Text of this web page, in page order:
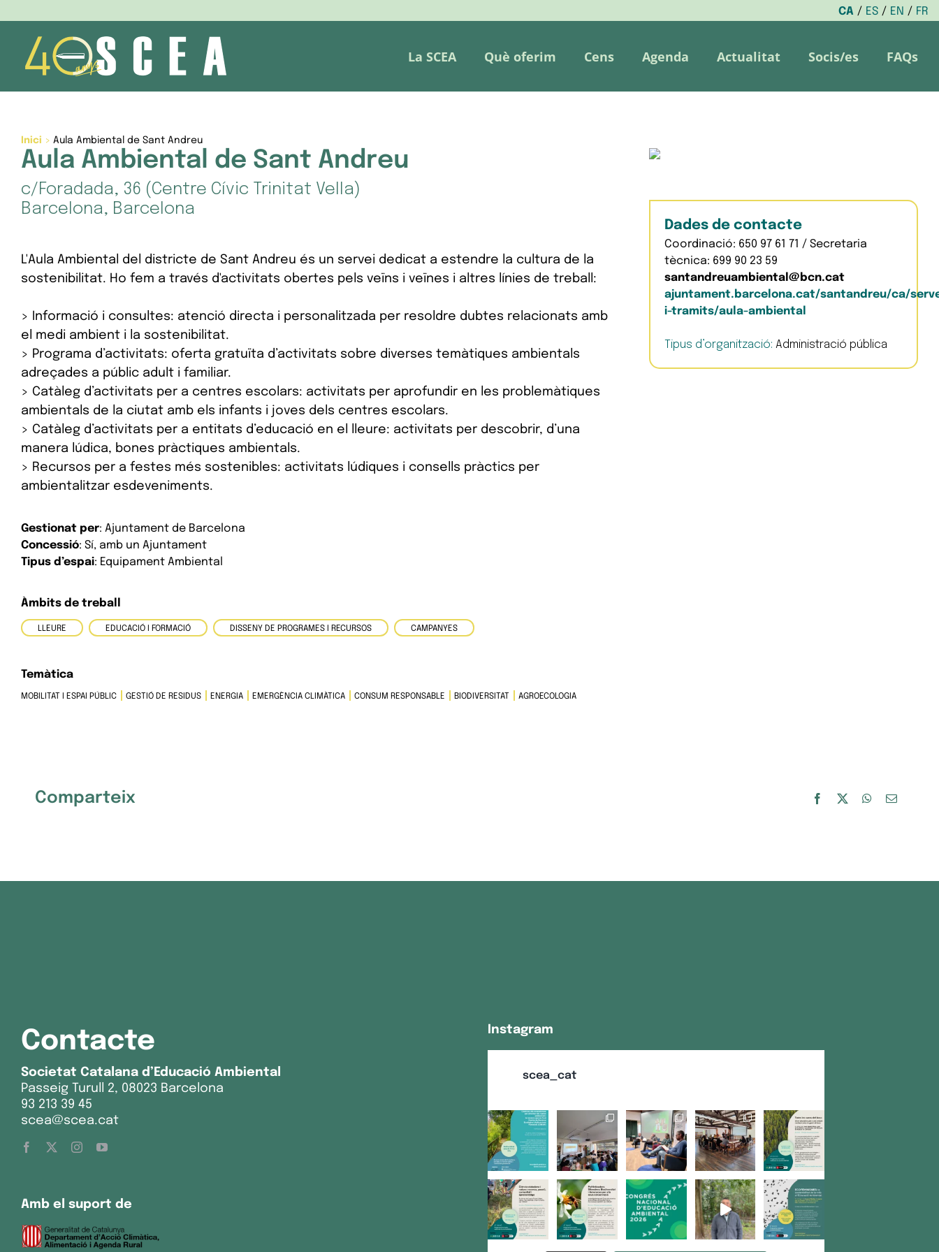
CA ES EN
FR
content
La SCEA Què oferim Cens Agenda Actualitat Socis/es FAQs
Inici > Aula Ambiental de Sant Andreu
Aula Ambiental de Sant Andreu
c/Foradada, 36 (Centre Cívic Trinitat Vella)
Barcelona, Barcelona
L'Aula Ambiental del districte de Sant Andreu és un servei dedicat a estendre la cultura de la
sostenibilitat. Ho fem a través d'activitats obertes pels veïns i veïnes i altres línies de treball:
> Informació i consultes: atenció directa i personalitzada per resoldre dubtes relacionats amb
el medi ambient i la sostenibilitat.
> Programa d’activitats: oferta gratuïta d’activitats sobre diverses temàtiques ambientals
adreçades a públic adult i familiar.
> Catàleg d’activitats per a centres escolars: activitats per aprofundir en les problemàtiques
ambientals de la ciutat amb els infants i joves dels centres escolars.
> Catàleg d’activitats per a entitats d’educació en el lleure: activitats per descobrir, d’una
manera lúdica, bones pràctiques ambientals.
> Recursos per a festes més sostenibles: activitats lúdiques i consells pràctics per
ambientalitzar esdeveniments.
Gestionat per: Ajuntament de Barcelona
Concessió: Sí, amb un Ajuntament
Tipus d’espai: Equipament Ambiental
Àmbits de treball
LLEURE EDUCACIÓ I FORMACIÓ DISSENY DE PROGRAMES I RECURSOS CAMPANYES
Temàtica
MOBILITAT I ESPAI PÚBLIC GESTIÓ DE RESIDUS ENERGIA EMERGÈNCIA CLIMÀTICA CONSUM RESPONSABLE BIODIVERSITAT AGROECOLOGIA
Dades de contacte
Coordinació: 650 97 61 71 / Secretaria
tècnica: 699 90 23 59
santandreuambiental@bcn.cat
ajuntament.barcelona.cat/santandreu/ca/
i-tramits/aula-ambiental
Tipus d’organització: Administració pública
Comparteix
Contacte
Societat Catalana d’Educació Ambiental
Passeig Turull 2, 08023 Barcelona
93 213 39 45
scea@scea.cat
Amb el suport de
Instagram
scea_cat